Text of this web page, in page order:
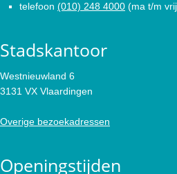
telefoon (010) 248 4000 (ma t/m
Stadskantoor
Westnieuwland 6
3131 VX Vlaardingen
Overige bezoekadressen
Openingstijden